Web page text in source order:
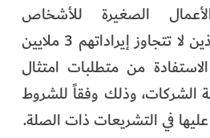
الصغيرة للأشخاص
الخاضعين للضريبة الذين لا تتجاوز إيراداتهم 3 ملايين
من متطلبات امتثال
وذلك وفقاً للشروط
في التشريعات ذات الصلة.